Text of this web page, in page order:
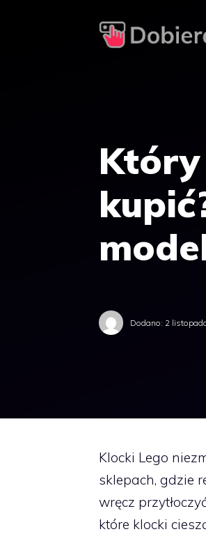
Dodano: 2
Klocki Lego
sklepach, gdzie
wręcz
które klocki